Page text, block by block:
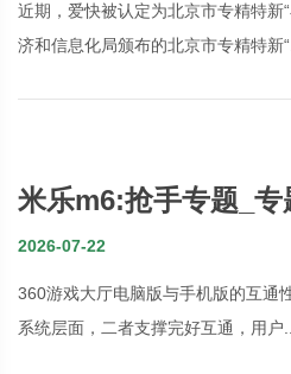
近期，爱快被认定为北京市专精特新
济和信息化局颁布的北京市专精特新
米乐m6:抢手专题_专
数字家庭_天极网
2026-07-22
360游戏大厅电脑版与手机版的互通
系统层面，二者支撑完好互通，用户...